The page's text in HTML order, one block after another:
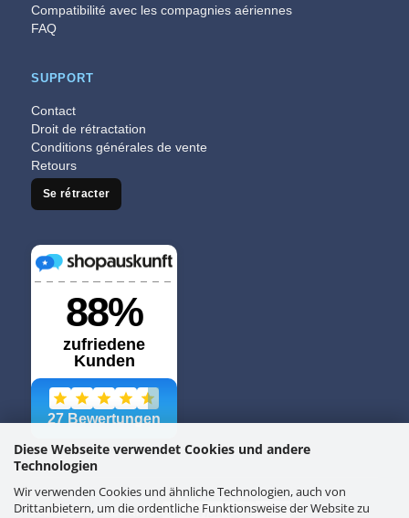
Diese Webseite verwendet Cookies und andere
Technologien
Wir verwenden Cookies und ähnliche Technologien, auch von
Drittanbietern, um die ordentliche Funktionsweise der Website zu
Compatibilité avec les compagnies aériennes
FAQ
SUPPORT
Contact
Droit de rétractation
Conditions générales de vente
Retours
Se rétracter
PAIEMENT SÉCURISÉ